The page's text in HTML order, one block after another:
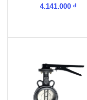
4.141.000 ₫